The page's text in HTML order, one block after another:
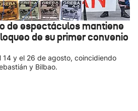
de espectáculos mantiene
de su primer convenio
14 y el 26 de agosto, coincidiendo
y Bilbao.